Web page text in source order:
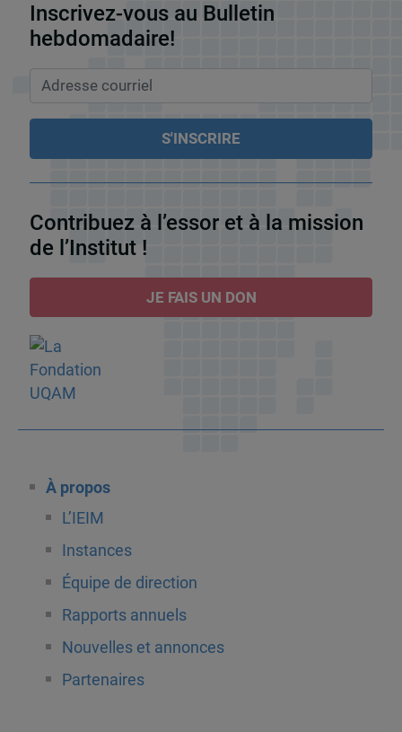
Inscrivez-vous au Bulletin
hebdomadaire!
Contribuez à l’essor et à la mission
de l’Institut !
JE FAIS UN DON
À propos
L’IEIM
Instances
Équipe de direction
Rapports annuels
Nouvelles et annonces
Partenaires